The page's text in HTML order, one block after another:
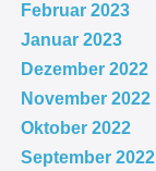
Februar 2023
Januar 2023
Dezember 2022
November 2022
Oktober 2022
September 2022